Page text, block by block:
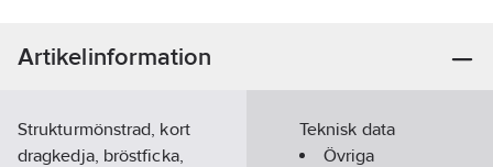
Artikelinformation
Strukturmönstrad, kort
dragkedja, bröstficka,
Teknisk data
Övriga